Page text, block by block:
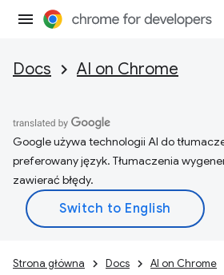
Docs AI on Chrome
Google używa technologii AI do
preferowany język. Tłumaczenia
zawierać błędy.
Strona główna Docs
AI on Chrome